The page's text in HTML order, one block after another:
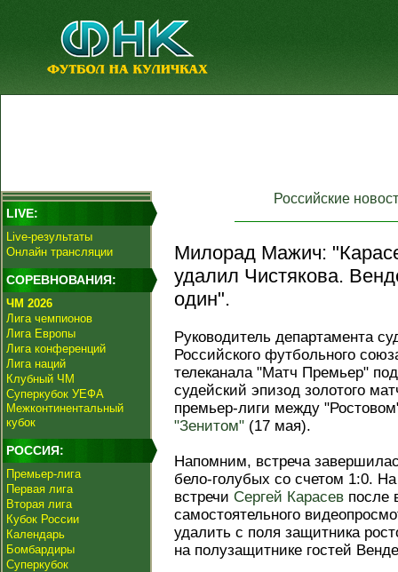
LIVE:
Live-результаты
Онлайн трансляции
СОРЕВНОВАНИЯ:
ЧМ 2026
Лига чемпионов
Лига Европы
Лига конференций
Лига наций
Клубный ЧМ
Суперкубок УЕФА
Межконтинентальный
кубок
РОССИЯ:
Премьер-лига
Первая лига
Вторая лига
Кубок России
Календарь
Бомбардиры
Суперкубок
Российские
Милорад Мажич:
удалил Чистякова.
один".
Руководитель департамента
Российского футбольного
телеканала "Матч Премьер"
судейский эпизод золотого
премьер-лиги между
"Зенитом" (17 мая).
Напомним, встреча
бело-голубых со счетом 1:0.
встречи Сергей Карасев после
самостоятельного
удалить с поля защитника
на полузащитнике гостей